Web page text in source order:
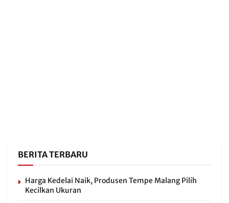
BERITA TERBARU
Harga Kedelai Naik, Produsen Tempe Malang Pilih
Kecilkan Ukuran